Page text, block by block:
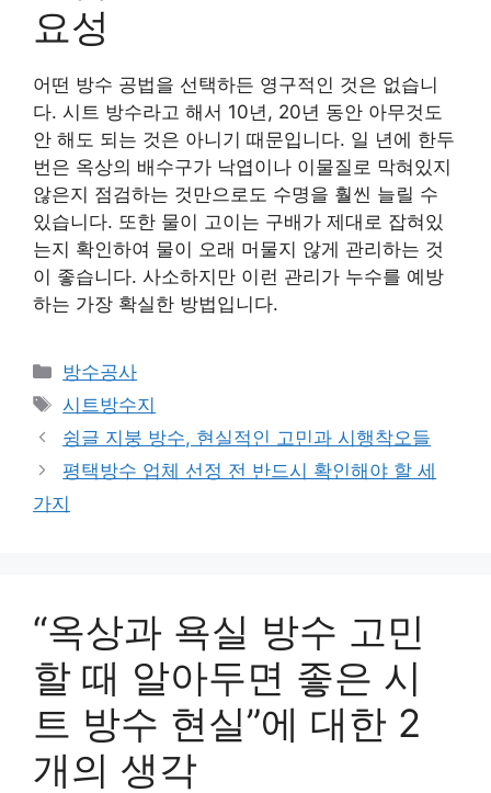
요성
어떤 방수 공법을 선택하든 영구적인 것은 없습니
다. 시트 방수라고 해서 10년, 20년 동안 아무것도
안 해도 되는 것은 아니기 때문입니다. 일 년에 한두
번은 옥상의 배수구가 낙엽이나 이물질로 막혀있지
않은지 점검하는 것만으로도 수명을 훨씬 늘릴 수
있습니다. 또한 물이 고이는 구배가 제대로 잡혀있
는지 확인하여 물이 오래 머물지 않게 관리하는 것
이 좋습니다. 사소하지만 이런 관리가 누수를 예방
하는 가장 확실한 방법입니다.
카
테
고
리
방수공사
태
그
시트방수지
슁글 지붕 방수, 현실적인 고민과 시행착오들
평택방수 업체 선정 전 반드시 확인해야 할 세
가지
“옥상과 욕실 방수 고민
할 때 알아두면 좋은 시
트 방수 현실”에 대한 2
개의 생각